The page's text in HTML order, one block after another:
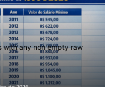
with any non empty raw